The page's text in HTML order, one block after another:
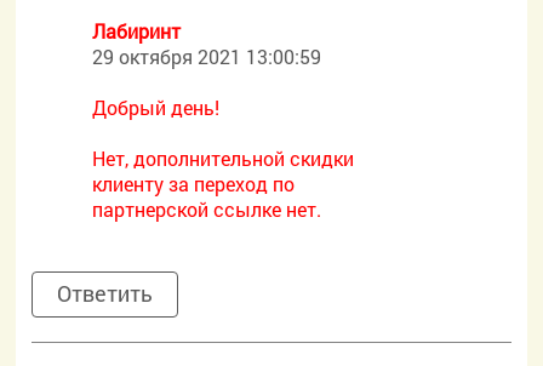
Лабиринт
29 октября 2021 13:00:59
Добрый день!
Нет, дополнительной скидки
клиенту за переход по
партнерской ссылке нет.
Ответить